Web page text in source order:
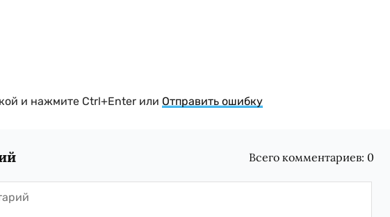
и нажмите Ctrl+Enter или Отправить ошибку
Всего комментариев: 0